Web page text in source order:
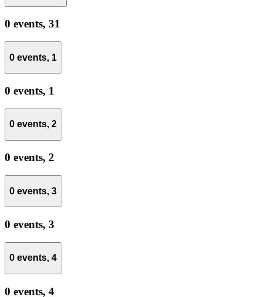
0 events, 31
0 events, 1
0 events, 1
0 events, 2
0 events, 2
0 events, 3
0 events, 3
0 events, 4
0 events, 4